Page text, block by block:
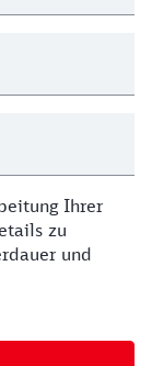
Ihrer
zu
und